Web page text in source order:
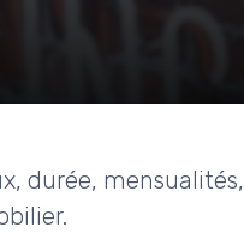
durée, mensualités,